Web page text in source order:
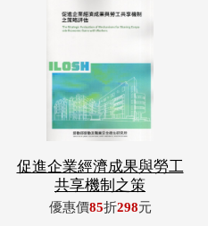
促進企業經濟成果與勞工
共享機制之策
優惠價85折298元